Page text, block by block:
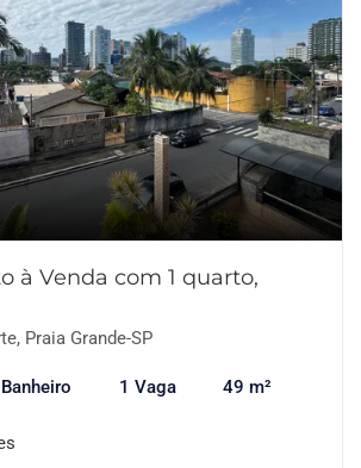
à Venda com 1 quarto,
Praia Grande-SP
1 Vaga 49 m²